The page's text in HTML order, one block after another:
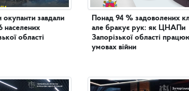
завдали
населених
області
Понад 94 % задоволених
але бракує рук: як ЦНАПи
Запорізької області
умовах війни